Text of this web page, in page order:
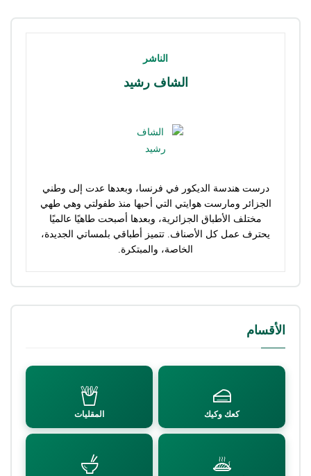
الناشر
الشاف رشيد
درست هندسة الديكور في فرنسا، وبعدها عدت إلى وطني
الجزائر ومارست هوايتي التي أحبها منذ طفولتي وهي طهي
مختلف الأطباق الجزائرية، وبعدها أصبحت طاهيًا عالميًا
يحترف عمل كل الأصناف. تتميز أطباقي بلمساتي الجديدة،
الخاصة، والمبتكرة.
الأقسام
كعك وكيك المقليات